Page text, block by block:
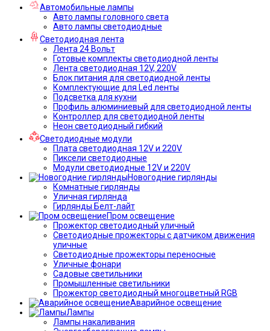
Автомобильные лампы
Авто лампы головного света
Авто лампы светодиодные
Светодиодная лента
Лента 24 Вольт
Готовые комплекты светодиодной ленты
Лента светодиодная 12V, 220V
Блок питания для светодиодной ленты
Комплектующие для Led ленты
Подсветка для кухни
Профиль алюминиевый для светодиодной ленты
Контроллер для светодиодной ленты
Неон светодиодный гибкий
Светодиодные модули
Плата светодиодная 12V и 220V
Пиксели светодиодные
Модули светодиодные 12V и 220V
Новогодние гирлянды
Комнатные гирлянды
Уличная гирлянда
Гирлянды Белт-лайт
Пром освещение
Прожектор светодиодный уличный
Светодиодные прожекторы с датчиком движения
уличные
Светодиодные прожекторы переносные
Уличные фонари
Садовые светильники
Промышленные светильники
Прожектор светодиодный многоцветный RGB
Аварийное освещение
Лампы
Лампы накаливания